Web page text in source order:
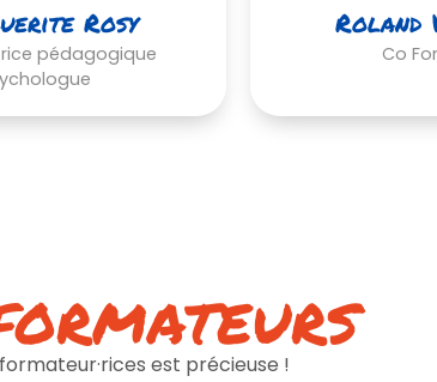
Rosy
pédagogique
Roland
Co
est précieuse !